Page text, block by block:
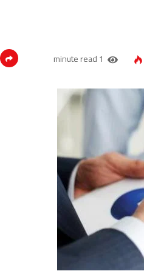
1 minute read